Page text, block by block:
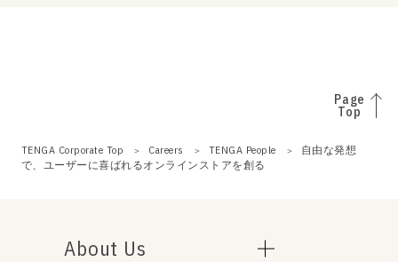
Page
Top
TENGA Corporate Top Careers TENGA People
自由な発想
で、ユーザーに喜ばれるオンラインストアを創る
About Us